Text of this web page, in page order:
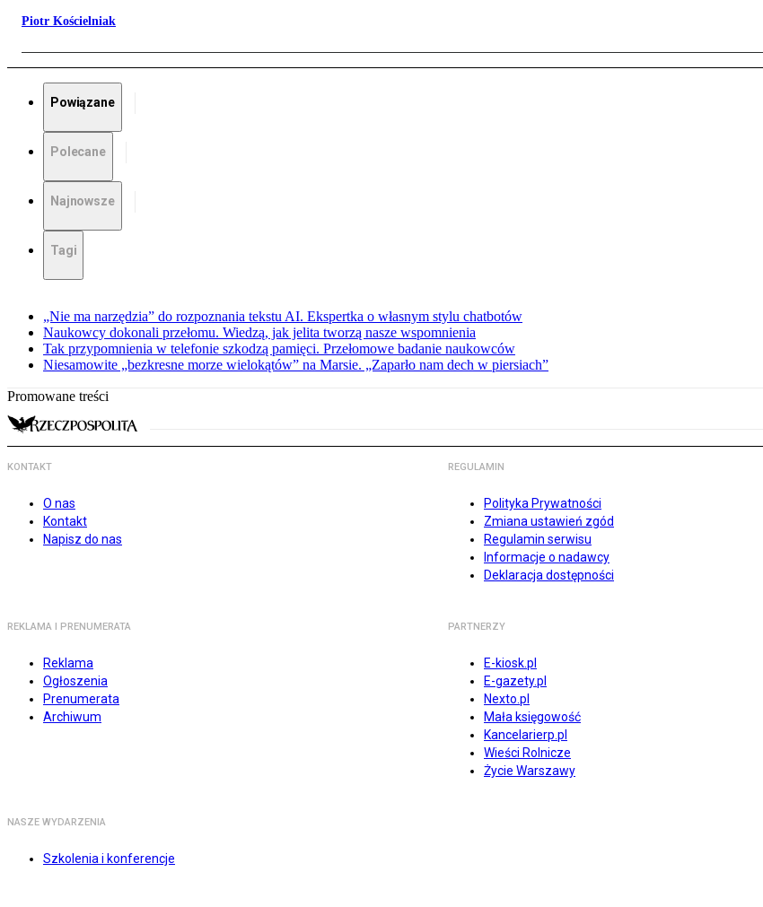
Piotr Kościelniak
Powiązane
Polecane
Najnowsze
Tagi
„Nie ma narzędzia” do rozpoznania tekstu AI. Ekspertka o własnym stylu chatbotów
Naukowcy dokonali przełomu. Wiedzą, jak jelita tworzą nasze wspomnienia
Tak przypomnienia w telefonie szkodzą pamięci. Przełomowe badanie naukowców
Niesamowite „bezkresne morze wielokątów” na Marsie. „Zaparło nam dech w piersiach”
Promowane treści
KONTAKT
O nas
Kontakt
Napisz do nas
REGULAMIN
Polityka Prywatności
Zmiana ustawień zgód
Regulamin serwisu
Informacje o nadawcy
Deklaracja dostępności
REKLAMA I PRENUMERATA
Reklama
Ogłoszenia
Prenumerata
Archiwum
PARTNERZY
E-kiosk.pl
E-gazety.pl
Nexto.pl
Mała księgowość
Kancelarierp.pl
Wieści Rolnicze
Życie Warszawy
NASZE WYDARZENIA
Szkolenia i konferencje